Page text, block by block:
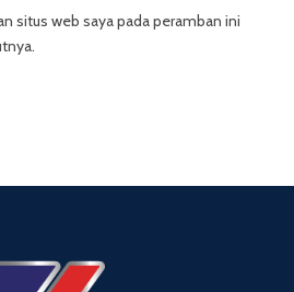
situs web saya pada peramban ini